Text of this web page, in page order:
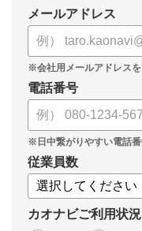
メールアドレス
電話番号
従業員数
カオナビご利用状況